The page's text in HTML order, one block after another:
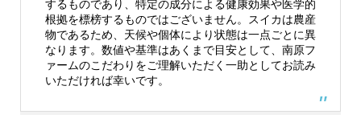
するものであり、特定の成分による健康効果や医学的
根拠を標榜するものではございません。スイカは農産
物であるため、天候や個体により状態は一点ごとに異
なります。数値や基準はあくまで目安として、南原フ
ァームのこだわりをご理解いただく一助としてお読み
いただければ幸いです。